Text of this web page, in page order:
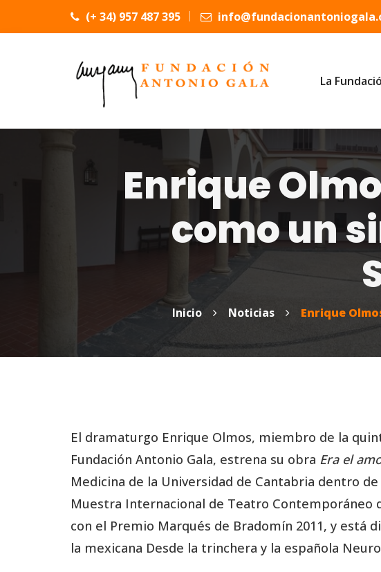
(+ 34) 957 487 395
La
Enrique
como un
Inicio Noticias Enrique
El dramaturgo Enrique Olmos, miembro de la
Fundación Antonio Gala, estrena su obra Era el
Medicina de la Universidad de Cantabria dentro
Muestra Internacional de Teatro Contemporáneo
con el Premio Marqués de Bradomín 2011, y está
la mexicana Desde la trinchera y la española